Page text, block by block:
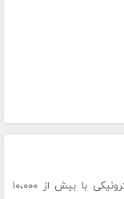
الکترونیکی با بیش از ۱۰،۰۰۰